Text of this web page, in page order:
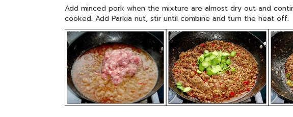
Add minced pork when the mixture are almost dry out and
cooked. Add Parkia nut, stir until combine and turn the heat off.